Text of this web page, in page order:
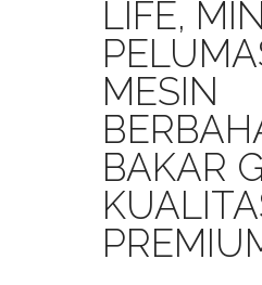
LIFE,
MESIN
BAKAR